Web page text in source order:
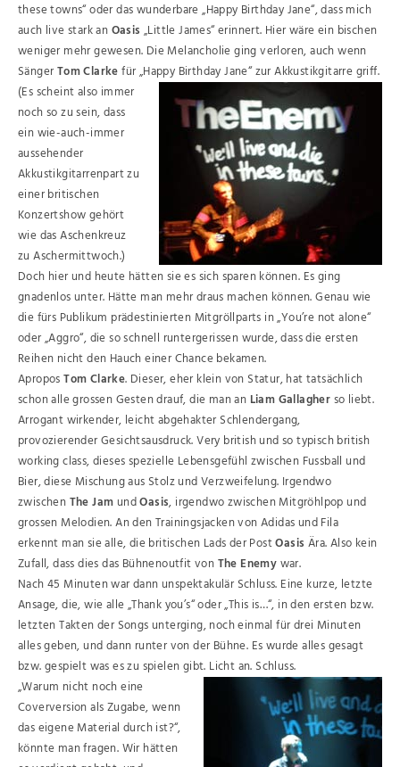
these towns“ oder das wunderbare „Happy Birthday Jane“, dass mich
auch live stark anOasis „Little James“ erinnert. Hier wäre ein bischen
weniger mehr gewesen. Die Melancholie ging verloren, auch wenn
SängerTom Clarkefür „Happy Birthday Jane“ zur Akkustikgitarre griff.
(Es scheint also immer
noch so zu sein, dass
ein wie-auch-immer
aussehender
Akkustikgitarrenpart zu
einer britischen
Konzertshow gehört
wie das Aschenkreuz
zu Aschermittwoch.)
Doch hier und heute hätten sie es sich sparen können. Es ging
gnadenlos unter. Hätte man mehr draus machen können. Genau wie
die fürs Publikum prädestinierten Mitgröllparts in „You’re not alone“
oder „Aggro“, die so schnell runtergerissen wurde, dass die ersten
Reihen nicht den Hauch einer Chance bekamen.
AproposTom Clarke. Dieser, eher klein von Statur, hat tatsächlich
schon alle grossen Gesten drauf, die man an Liam Gallagherso liebt.
Arrogant wirkender, leicht abgehakter Schlendergang,
provozierender Gesichtsausdruck. Very british und so typisch british
working class, dieses spezielle Lebensgefühl zwischen Fussball und
Bier, diese Mischung aus Stolz und Verzweifelung. Irgendwo
zwischenThe Jam undOasis, irgendwo zwischen Mitgröhlpop und
grossen Melodien. An den Trainingsjacken von Adidas und Fila
erkennt man sie alle, die britischen Lads der PostOasis Ära. Also kein
Zufall, dass dies das Bühnenoutfit vonThe Enemywar.
Nach 45 Minuten war dann unspektakulär Schluss. Eine kurze, letzte
Ansage, die, wie alle „Thank you’s“ oder „This is…“, in den ersten bzw.
letzten Takten der Songs unterging, noch einmal für drei Minuten
alles geben, und dann runter von der Bühne. Es wurde alles gesagt
bzw. gespielt was es zu spielen gibt. Licht an. Schluss.
„Warum nicht noch eine
Coverversion als Zugabe, wenn
das eigene Material durch ist?“,
könnte man fragen. Wir hätten